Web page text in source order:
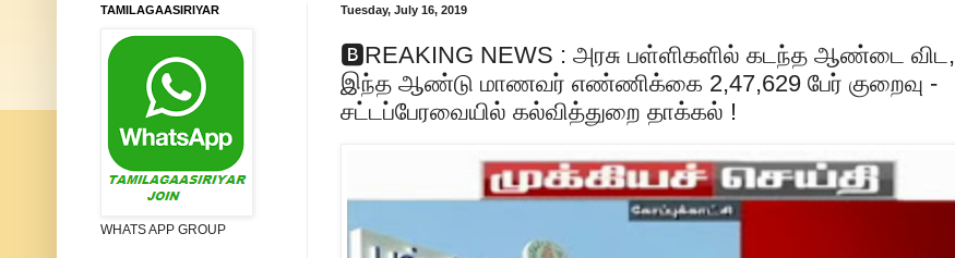
Tuesday, July 16, 2019
🅱REAKING NEWS : அரசு பள்ளிகளில் கடந்த ஆண்டை விட,
இந்த ஆண்டு மாணவர் எண்ணிக்கை 2,47,629 பேர் குறைவு -
சட்டப்பேரவையில் கல்வித்துறை தாக்கல் !
TAMILAGAASIRIYAR
WHATS APP GROUP